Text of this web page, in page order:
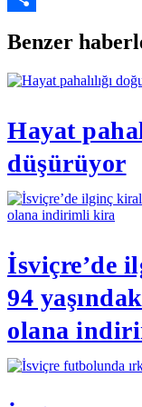
Benzer
Hayat
düşürüyor
İsviçre’de
94
olana